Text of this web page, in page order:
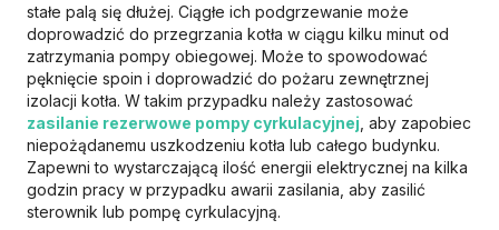
stałe palą się dłużej. Ciągłe ich podgrzewanie może
doprowadzić do przegrzania kotła w ciągu kilku minut od
zatrzymania pompy obiegowej. Może to spowodować
pęknięcie spoin i doprowadzić do pożaru zewnętrznej
izolacji kotła. W takim przypadku należy zastosować
zasilanie rezerwowe pompy cyrkulacyjnej , aby zapobiec
niepożądanemu uszkodzeniu kotła lub całego budynku.
Zapewni to wystarczającą ilość energii elektrycznej na kilka
godzin pracy w przypadku awarii zasilania, aby zasilić
sterownik lub pompę cyrkulacyjną.